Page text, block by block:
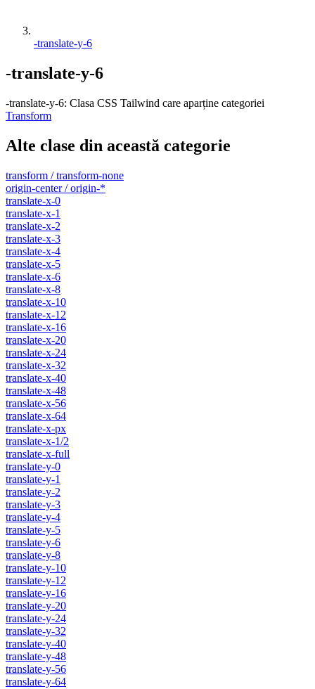
-translate-y-6
-translate-y-6
-translate-y-6: Clasa CSS Tailwind care aparține categoriei
Transform
Alte clase din această categorie
transform / transform-none
origin-center / origin-*
translate-x-0
translate-x-1
translate-x-2
translate-x-3
translate-x-4
translate-x-5
translate-x-6
translate-x-8
translate-x-10
translate-x-12
translate-x-16
translate-x-20
translate-x-24
translate-x-32
translate-x-40
translate-x-48
translate-x-56
translate-x-64
translate-x-px
translate-x-1/2
translate-x-full
translate-y-0
translate-y-1
translate-y-2
translate-y-3
translate-y-4
translate-y-5
translate-y-6
translate-y-8
translate-y-10
translate-y-12
translate-y-16
translate-y-20
translate-y-24
translate-y-32
translate-y-40
translate-y-48
translate-y-56
translate-y-64